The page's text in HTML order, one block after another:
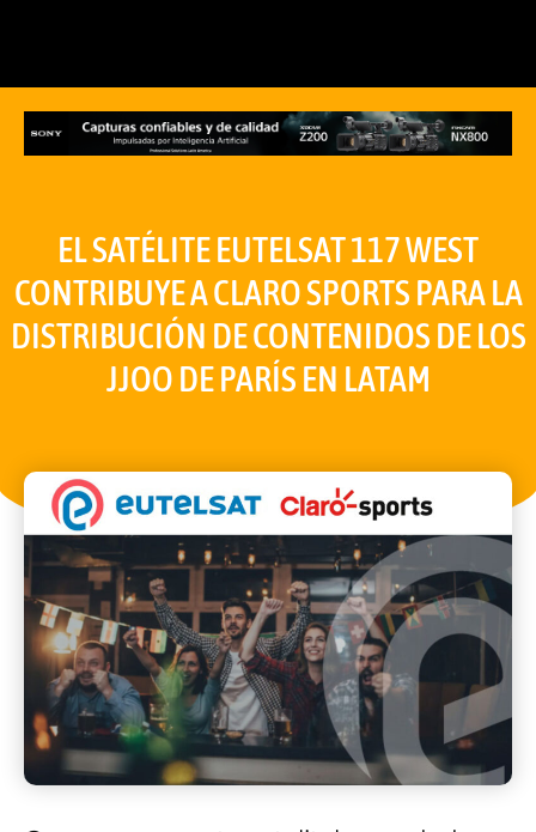
EL SATÉLITE EUTELSAT 117 WEST
CONTRIBUYE A CLARO SPORTS PARA LA
DISTRIBUCIÓN DE CONTENIDOS DE LOS
JJOO DE PARÍS EN LATAM